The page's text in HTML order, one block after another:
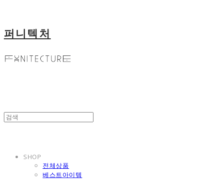
퍼니텍처
SHOP
전체상품
베스트아이템